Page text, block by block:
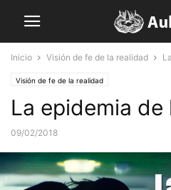
Inicio Visión de fe de la realidad
Visión de fe de la realidad
La epidemia de
09/02/2018